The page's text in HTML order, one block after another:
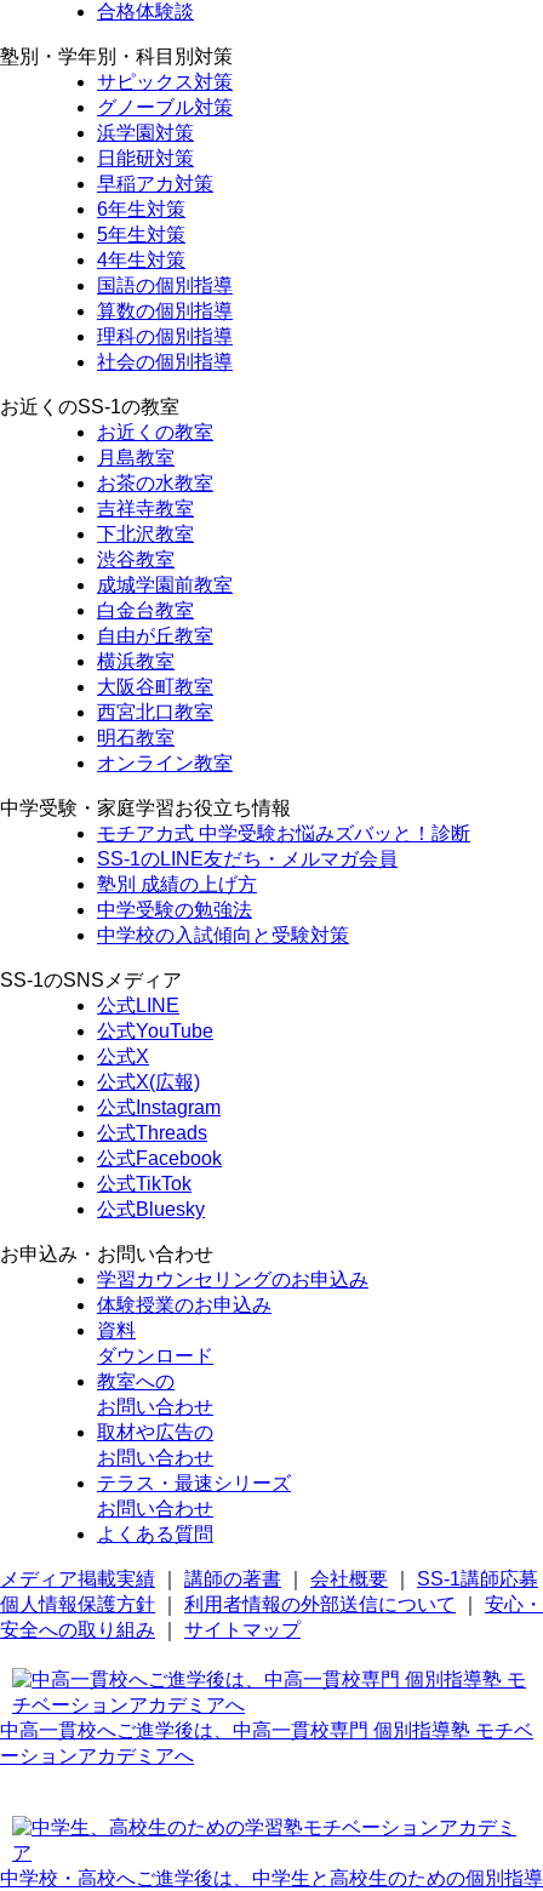
合格体験談
塾別・学年別・科目別対策
サピックス対策
グノーブル対策
浜学園対策
日能研対策
早稲アカ対策
6年生対策
5年生対策
4年生対策
国語の個別指導
算数の個別指導
理科の個別指導
社会の個別指導
お近くのSS-1の教室
お近くの教室
月島教室
お茶の水教室
吉祥寺教室
下北沢教室
渋谷教室
成城学園前教室
白金台教室
自由が丘教室
横浜教室
大阪谷町教室
西宮北口教室
明石教室
オンライン教室
中学受験・家庭学習お役立ち情報
モチアカ式 中学受験お悩みズバッと！診断
SS-1のLINE友だち・メルマガ会員
塾別 成績の上げ方
中学受験の勉強法
中学校の入試傾向と受験対策
SS-1のSNSメディア
公式LINE
公式YouTube
公式X
公式X(広報)
公式Instagram
公式Threads
公式Facebook
公式TikTok
公式Bluesky
お申込み・お問い合わせ
学習カウンセリングのお申込み
体験授業のお申込み
資料
ダウンロード
教室への
お問い合わせ
取材や広告の
お問い合わせ
テラス・最速シリーズ
お問い合わせ
よくある質問
メディア掲載実績 講師の著書 会社概要
SS-1講師応募
個人情報保護方針
利用者情報の外部送信について
安心・
安全への取り組み
サイトマップ
中高一貫校へご進学後は、中高一貫校専門 個別指導塾 モチベ
ーションアカデミアへ
中学校・高校へご進学後は、中学生と高校生のための個別指導